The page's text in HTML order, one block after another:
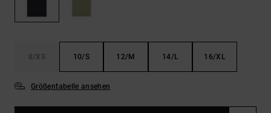
8/XS 10/S 12/M 14/L 16/XL
Größentabelle ansehen